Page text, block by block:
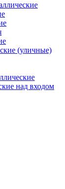
(уличные)
над входом